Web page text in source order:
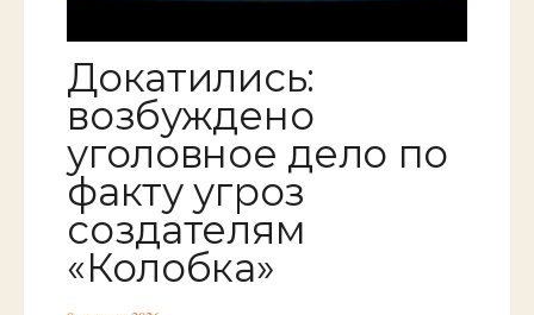
Докатились:
возбуждено
уголовное дело по
факту угроз
создателям
«Колобка»